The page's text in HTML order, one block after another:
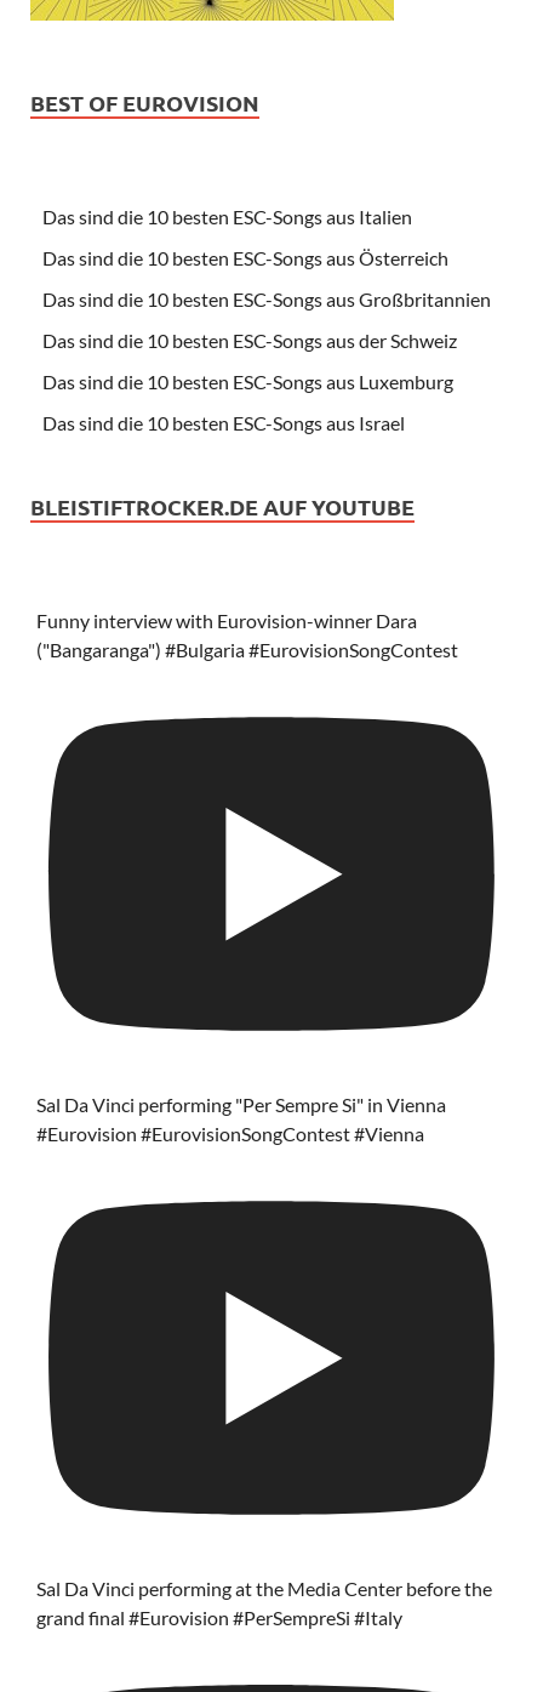
BEST OF EUROVISION
Das sind die 10 besten ESC-Songs aus Italien
Das sind die 10 besten ESC-Songs aus Österreich
Das sind die 10 besten ESC-Songs aus Großbritannien
Das sind die 10 besten ESC-Songs aus der Schweiz
Das sind die 10 besten ESC-Songs aus Luxemburg
Das sind die 10 besten ESC-Songs aus Israel
BLEISTIFTROCKER.DE AUF YOUTUBE
Funny interview with Eurovision-winner Dara
("Bangaranga") #Bulgaria #EurovisionSongContest
Sal Da Vinci performing "Per Sempre Si" in Vienna
#Eurovision #EurovisionSongContest #Vienna
Sal Da Vinci performing at the Media Center before the
grand final #Eurovision #PerSempreSi #Italy